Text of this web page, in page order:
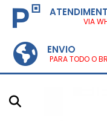
VIA
ENVIO
PARA TODO O